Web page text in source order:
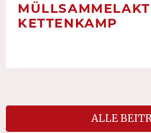
KETTENKAMP
ALLE